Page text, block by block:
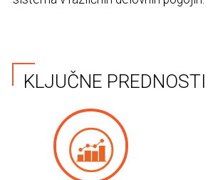
KLJUČNE PREDNOSTI